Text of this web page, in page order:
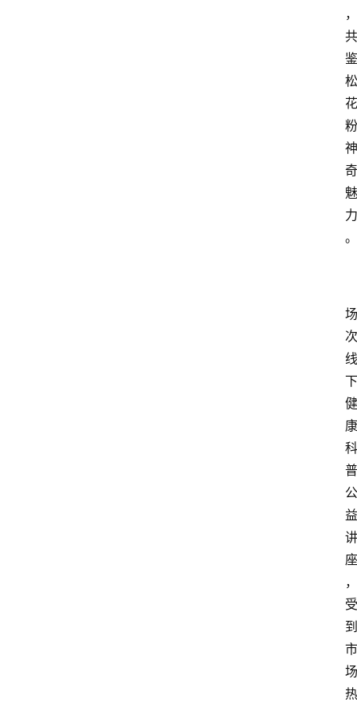
，
共
鉴
松
花
粉
神
奇
魅
力
。
场
次
线
下
健
康
科
普
公
益
讲
座
，
受
到
市
场
热